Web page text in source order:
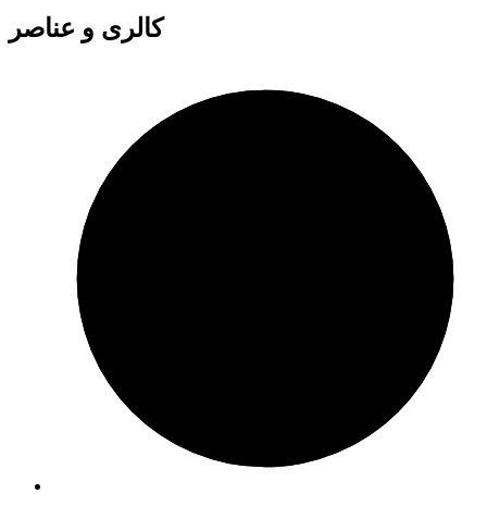
کالری و عناصر